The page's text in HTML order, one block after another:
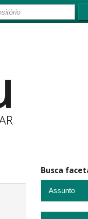
Busca
Assunto